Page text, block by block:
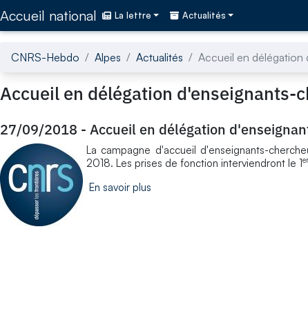
Accueil national La lettre Actualités
CNRS-Hebdo Alpes Actualités Accueil en délégation
Accueil en délégation d'enseignants-
27/09/2018 - Accueil en délégation
La campagne d'accueil d'enseignants-
2018. Les prises de fonction interviendront le 1er
En savoir plus